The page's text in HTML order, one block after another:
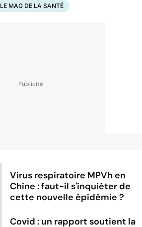
LE MAG DE LA SANTÉ
Virus respiratoire MPVh en
Chine : faut-il s'inquiéter de
cette nouvelle épidémie ?
Covid : un rapport soutient la